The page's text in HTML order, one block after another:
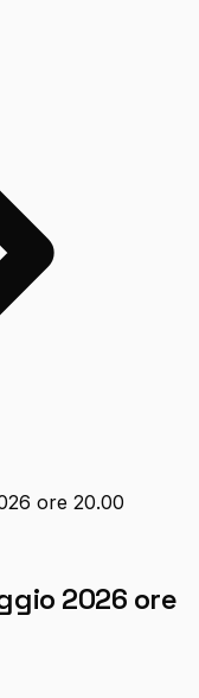
ore 20.00
2026 ore